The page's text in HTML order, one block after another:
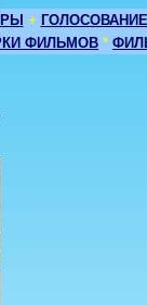
+
ФИЛЬМОВ *